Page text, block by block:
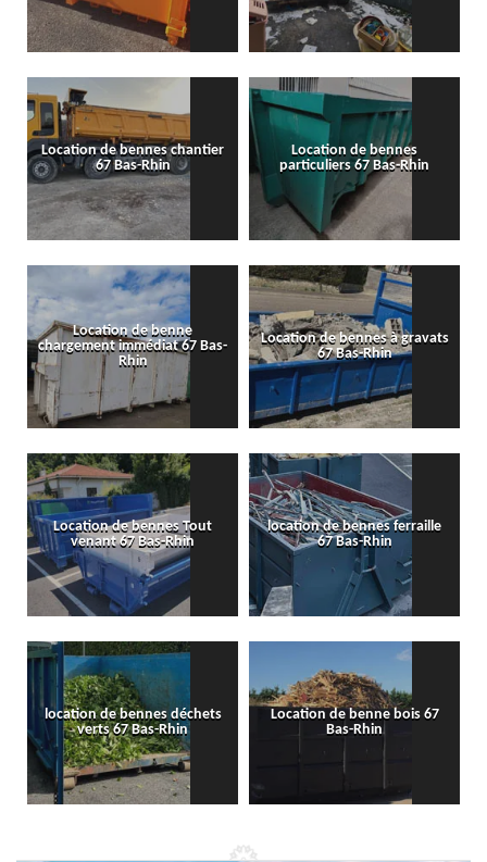
Location de bennes chantier
67 Bas-Rhin
Location de bennes
particuliers 67 Bas-Rhin
Location de benne
chargement immédiat 67 Bas-
Rhin
Location de bennes à gravats
67 Bas-Rhin
Location de bennes Tout
venant 67 Bas-Rhin
location de bennes ferraille
67 Bas-Rhin
location de bennes déchets
verts 67 Bas-Rhin
Location de benne bois 67
Bas-Rhin